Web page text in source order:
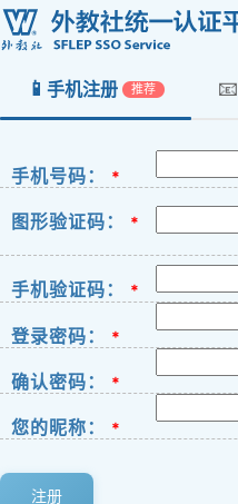
📱 手机注册 推荐 📧
手机号码： *
图形验证码： *
手机验证码： *
登录密码： *
确认密码： *
您的昵称： *
注册